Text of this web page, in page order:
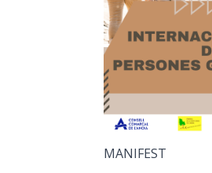
MANIFEST